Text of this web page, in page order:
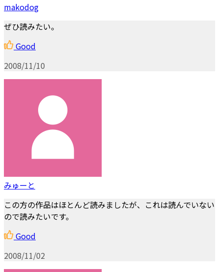
makodog
ぜひ読みたい。
Good
2008/11/10
みゅーと
この方の作品はほとんど読みましたが、これは読んでいない
ので読みたいです。
Good
2008/11/02